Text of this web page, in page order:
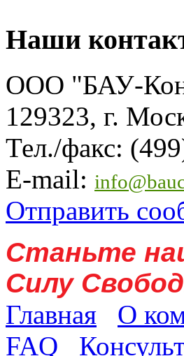
Наши
ООО "БАУ-
129323, г.
Тел./факс:
E-mail:
Отправить
Станьте
Силу
Главная
О
FAQ